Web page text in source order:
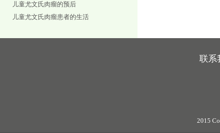
儿童尤文氏肉瘤的预后
儿童尤文氏肉瘤患者的生活
联系
2015